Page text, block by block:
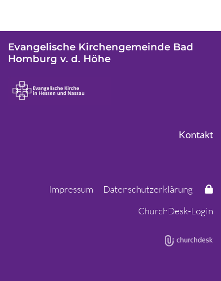
Evangelische Kirchengemeinde Bad
Homburg v. d. Höhe
Kontakt
Impressum
Datenschutzerklärung
ChurchDesk-Login